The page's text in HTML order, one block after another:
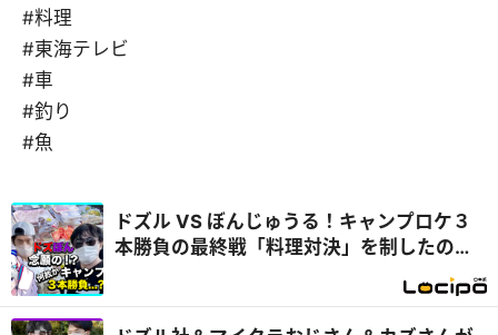
#料理
#東海テレビ
#車
#釣り
#魚
ドズル VS ぼんじゅうる！キャンプロケ３
本勝負の最終戦「料理対決」を制したの